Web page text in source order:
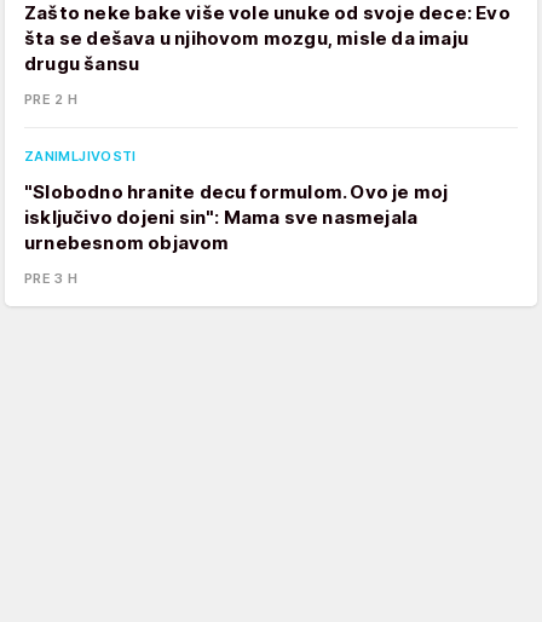
Zašto neke bake više vole unuke od svoje dece: Evo
šta se dešava u njihovom mozgu, misle da imaju
drugu šansu
PRE 2 H
ZANIMLJIVOSTI
"Slobodno hranite decu formulom. Ovo je moj
isključivo dojeni sin": Mama sve nasmejala
urnebesnom objavom
PRE 3 H